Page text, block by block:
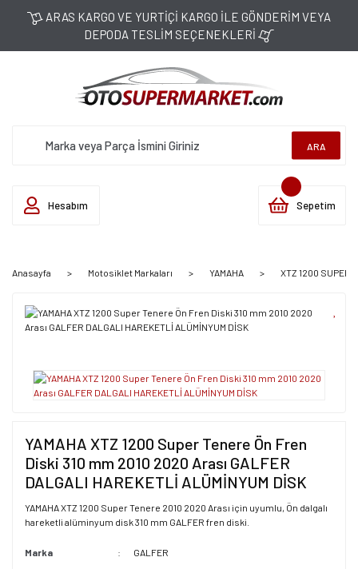
ARAS KARGO VE YURTİÇİ KARGO İLE GÖNDERİM VEYA
DEPODA TESLİM SEÇENEKLERİ
ARA
Hesabım Sepetim
Anasayfa Motosiklet Markaları YAMAHA XTZ 1200 SUPER
YAMAHA XTZ 1200 Super Tenere Ön Fren
Diski 310 mm 2010 2020 Arası GALFER
DALGALI HAREKETLİ ALÜMİNYUM DİSK
YAMAHA XTZ 1200 Super Tenere 2010 2020 Arası için uyumlu, Ön dalgalı
hareketli alüminyum disk 310 mm GALFER fren diski.
Marka GALFER